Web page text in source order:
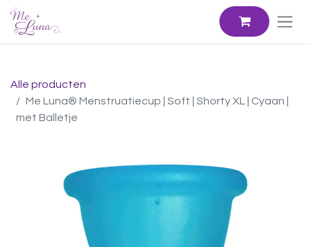
Alle producten
Me Luna® Menstruatiecup | Soft | Shorty XL | Cyaan |
met Balletje